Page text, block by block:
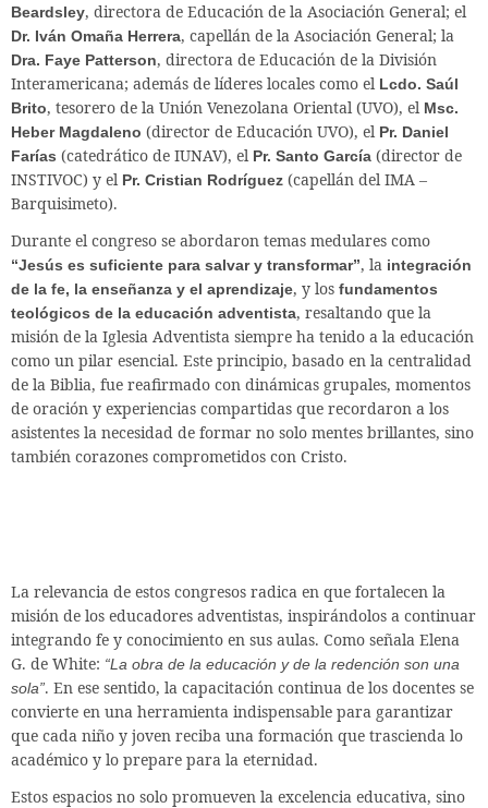
Beardsley, directora de Educación de la Asociación General; el
Dr. Iván Omaña Herrera, capellán de la Asociación General; la
Dra. Faye Patterson, directora de Educación de la División
Interamericana; además de líderes locales como el Lcdo. Saúl
Brito, tesorero de la Unión Venezolana Oriental (UVO), el Msc.
Heber Magdaleno (director de Educación UVO), el Pr. Daniel
Farías (catedrático de IUNAV), el Pr. Santo García (director de
INSTIVOC) y el Pr. Cristian Rodríguez (capellán del IMA –
Barquisimeto).
Durante el congreso se abordaron temas medulares como
“Jesús es suficiente para salvar y transformar”, la integración
de la fe, la enseñanza y el aprendizaje, y los fundamentos
teológicos de la educación adventista, resaltando que la
misión de la Iglesia Adventista siempre ha tenido a la educación
como un pilar esencial. Este principio, basado en la centralidad
de la Biblia, fue reafirmado con dinámicas grupales, momentos
de oración y experiencias compartidas que recordaron a los
asistentes la necesidad de formar no solo mentes brillantes, sino
también corazones comprometidos con Cristo.
La relevancia de estos congresos radica en que fortalecen la
misión de los educadores adventistas, inspirándolos a continuar
integrando fe y conocimiento en sus aulas. Como señala Elena
G. de White: “La obra de la educación y de la redención son una
sola”. En ese sentido, la capacitación continua de los docentes se
convierte en una herramienta indispensable para garantizar
que cada niño y joven reciba una formación que trascienda lo
académico y lo prepare para la eternidad.
Estos espacios no solo promueven la excelencia educativa, sino